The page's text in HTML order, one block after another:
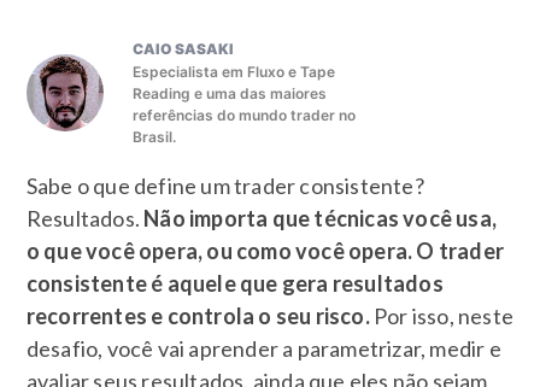
CAIO SASAKI
Especialista em Fluxo e Tape
Reading e uma das maiores
referências do mundo trader no
Brasil.
Sabe o que define um trader consistente?
Resultados. Não importa que técnicas você usa,
o que você opera, ou como você opera. O trader
consistente é aquele que gera resultados
recorrentes e controla o seu risco.Por isso, neste
desafio, você vai aprender a parametrizar, medir e
avaliar seus resultados, ainda que eles não sejam